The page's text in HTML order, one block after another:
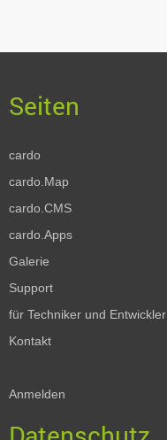
cardo
cardo.Map
cardo.CMS
cardo.Apps
Galerie
Support
für Techniker und Entwickler
Kontakt
Anmelden